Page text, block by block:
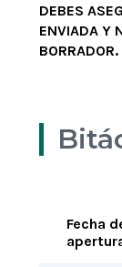
DEBES
ENVIADA Y
BORRADOR.
Fecha